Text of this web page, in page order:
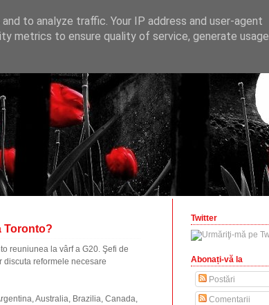
Toronto?
reuniunea la vârf a G20. Şefi de
discuta reformele necesare
Australia, Brazilia, Canada,
Twitter
Abonați-vă la
Postări
Comentarii
to analyze traffic. Your IP address and user-agent
metrics to ensure quality of service, generate usage